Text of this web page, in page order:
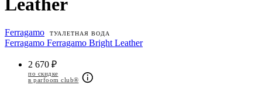
Ferragamo ТУАЛЕТНАЯ ВОДА
Ferragamo Ferragamo Bright Leather
2 670 ₽
по скидке
в parfoom club®